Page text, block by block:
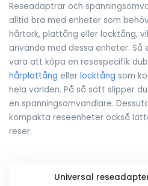
Reseadaptrar och
alltid bra med enheter som
hårtork, plattång eller locktång,
använda med dessa enheter.
vara att köpa en resespecifik
hårplattång eller locktång som
hela världen. På så sätt slipper
en spänningsomvandlare.
kompakta reseenheter också
reser.
Universal